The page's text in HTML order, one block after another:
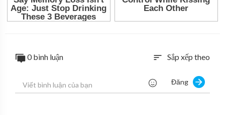
0 bình luận sort Sắp xếp theo
Đăng